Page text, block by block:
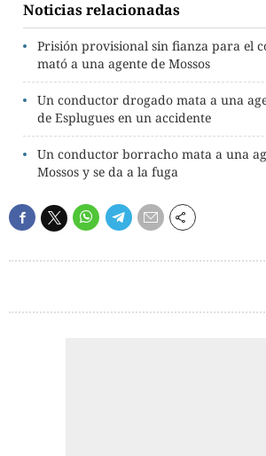
Noticias relacionadas
Prisión provisional sin fianza para el
mató a una agente de Mossos
Un conductor drogado mata a una
de Esplugues en un accidente
Un conductor borracho mata a una
Mossos y se da a la fuga